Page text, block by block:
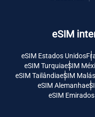
eSIM
eSIM Estados Unidos
eSIM TurquiaeSIM
eSIM TailândiaeSIM
eSIM Alemanha
eSIM